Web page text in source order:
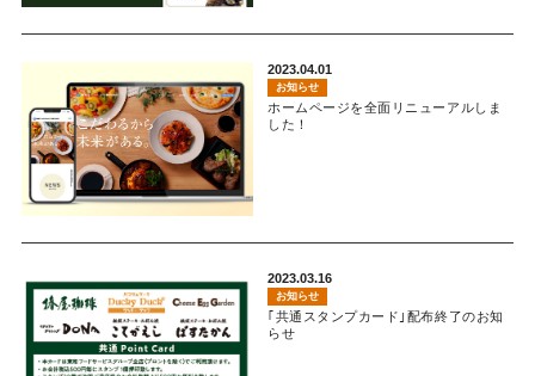
2023.04.01
お知らせ
ホームページを全面リニューアルしま
した！
2023.03.16
お知らせ
｢共通スタンプカード｣配布終了のお知
らせ